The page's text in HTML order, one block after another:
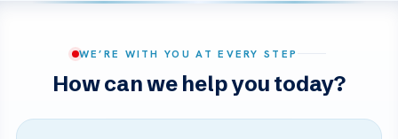
WE’RE WITH YOU AT EVERY STEP
How can we help you today?